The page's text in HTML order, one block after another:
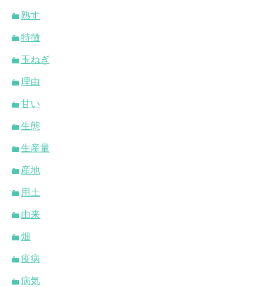
熟す
特徴
玉ねぎ
理由
甘い
生態
生産量
産地
用土
由来
畑
疫病
病気